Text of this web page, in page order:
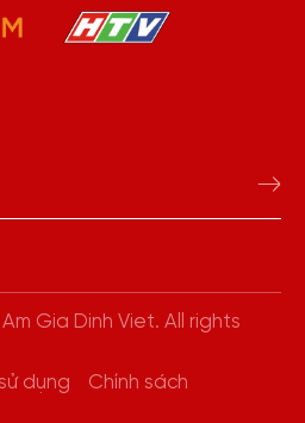
Gia Dinh Viet. All rights
dụng
Chính sách